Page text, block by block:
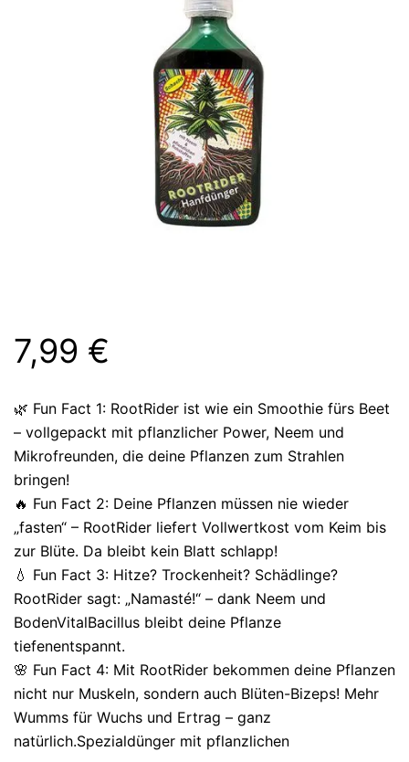
7,99 €
🌿 Fun Fact 1: RootRider ist wie ein Smoothie fürs Beet
– vollgepackt mit pflanzlicher Power, Neem und
Mikrofreunden, die deine Pflanzen zum Strahlen
bringen!
🔥 Fun Fact 2: Deine Pflanzen müssen nie wieder
„fasten“ – RootRider liefert Vollwertkost vom Keim bis
zur Blüte. Da bleibt kein Blatt schlapp!
💧 Fun Fact 3: Hitze? Trockenheit? Schädlinge?
RootRider sagt: „Namasté!“ – dank Neem und
BodenVitalBacillus bleibt deine Pflanze
tiefenentspannt.
🌸 Fun Fact 4: Mit RootRider bekommen deine Pflanzen
nicht nur Muskeln, sondern auch Blüten-Bizeps! Mehr
Wumms für Wuchs und Ertrag – ganz
natürlich.Spezialdünger mit pflanzlichen